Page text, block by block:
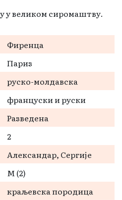
у великом сиромаштву.
Фиренца
Париз
руско-молдавска
француски и руски
Разведена
2
Александар, Сергије
M (2)
краљевска породица